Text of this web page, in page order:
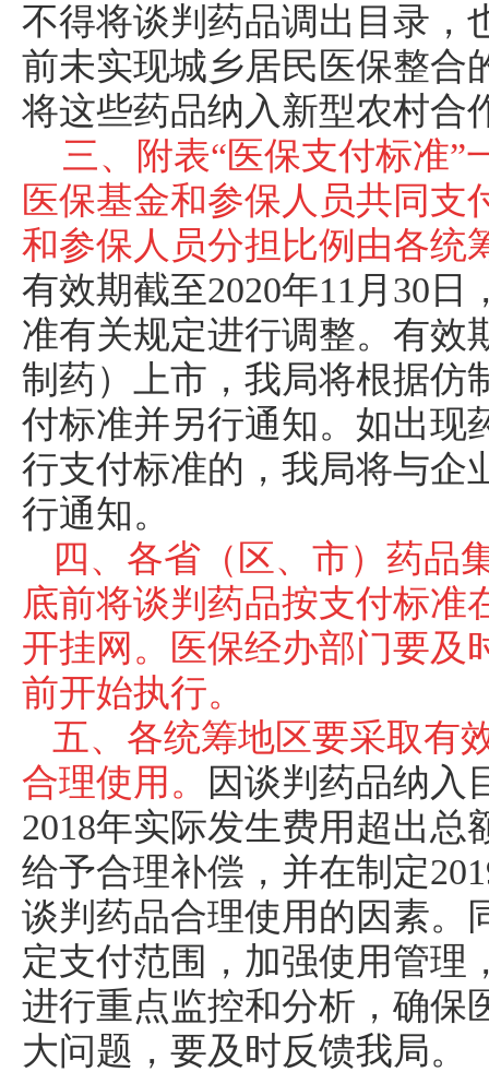
不得将谈判药品调出目录，
前未实现城乡居民医保整合
将这些药品纳入新型农村合
三、附表“医保支付标准
医保基金和参保人员共同
和参保人员分担比例由各统
有效期截至2020年11月30
准有关规定进行调整。有效
制药）上市，我局将根据仿
付标准并另行通知。如出现
行支付标准的，我局将与企
行通知。
四、各省（区、市）药品
底前将谈判药品按支付标准
开挂网。医保经办部门要及
前开始执行。
五、各统筹地区要采取有
合理使用。
因谈判药品纳入
2018年实际发生费用超出
给予合理补偿，并在制定
谈判药品合理使用的因素。
定支付范围，加强使用管理
进行重点监控和分析，确保
大问题，要及时反馈我局。